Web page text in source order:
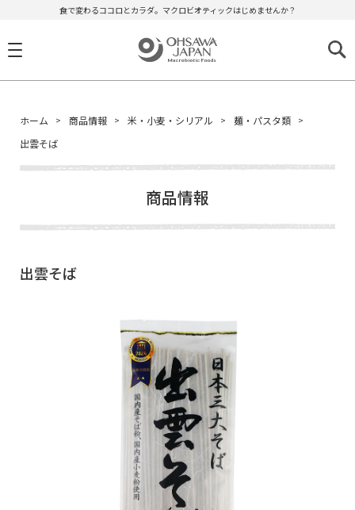
食で変わるココロとカラダ。マクロビオティックはじめませんか？
ホーム 商品情報 米・小麦・シリアル
麺・パスタ類
出雲そば
商品情報
出雲そば